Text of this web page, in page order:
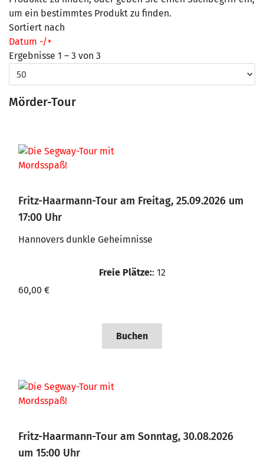
um ein bestimmtes Produkt zu finden.
Sortiert nach
Datum -/+
Ergebnisse 1 – 3 von 3
Mörder-Tour
Fritz-Haarmann-Tour am Freitag, 25.09.2026 um
17:00 Uhr
Hannovers dunkle Geheimnisse
Freie Plätze:: 12
60,00 €
Buchen
Fritz-Haarmann-Tour am Sonntag, 30.08.2026
um 15:00 Uhr